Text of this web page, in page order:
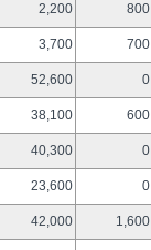
2,200 800
3,700 700
52,600 0
38,100 600
40,300 0
23,600 0
42,000 1,600